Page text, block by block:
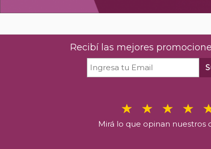
Recibí las mejores
Mirá lo que opinan nuestros